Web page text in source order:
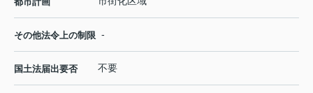
その他法令上の制限 -
国土法届出要否 不要